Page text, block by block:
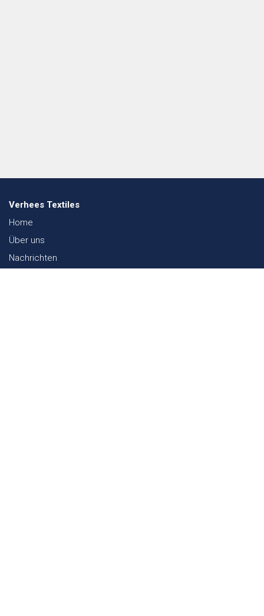
Verhees Textiles
Home
Über uns
Nachrichten